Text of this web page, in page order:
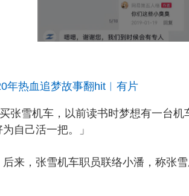
年热血追梦故事翻hit︱有片
张雪机车，以前读书时梦想有一台机
自己活一把。」
来，张雪机车职员联络小潘，称张